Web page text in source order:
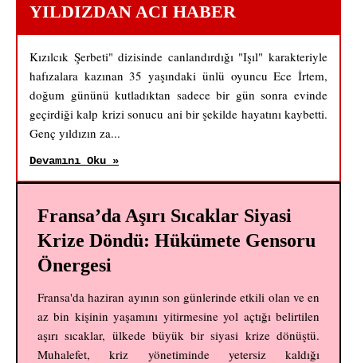
YILDIZDAN ACI HABER
Kızılcık Şerbeti" dizisinde canlandırdığı "Işıl" karakteriyle
hafızalara kazınan 35 yaşındaki ünlü oyuncu Ece İrtem,
doğum gününü kutladıktan sadece bir gün sonra evinde
geçirdiği kalp krizi sonucu ani bir şekilde hayatını kaybetti.
Genç yıldızın za...
Devamını Oku »
Fransa’da Aşırı Sıcaklar Siyasi
Krize Döndü: Hükümete Gensoru
Önergesi
Fransa'da haziran ayının son günlerinde etkili olan ve en
az bin kişinin yaşamını yitirmesine yol açtığı belirtilen
aşırı sıcaklar, ülkede büyük bir siyasi krize dönüştü.
Muhalefet, kriz yönetiminde yetersiz kaldığı